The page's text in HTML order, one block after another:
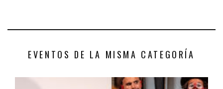
EVENTOS DE LA MISMA CATEGORÍA